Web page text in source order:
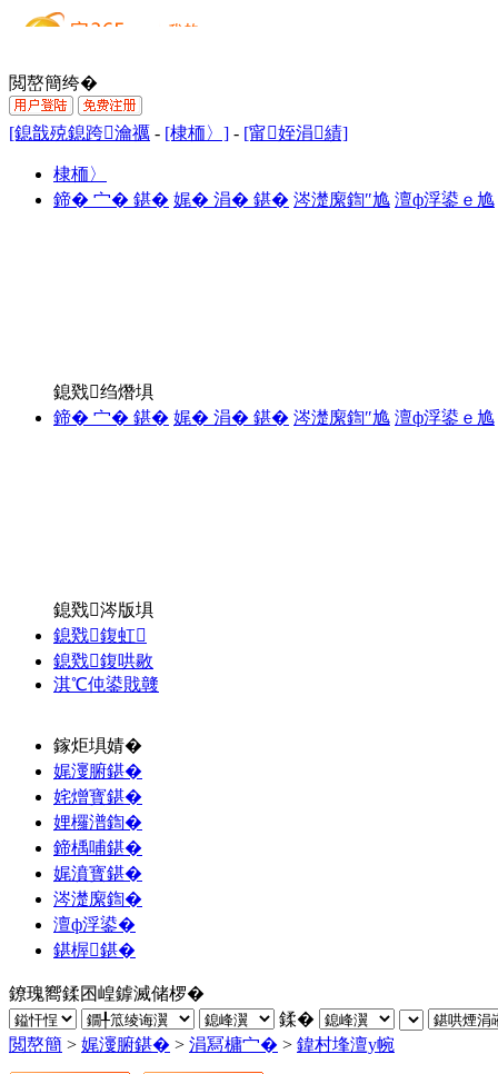
閲嶅簡绔�
[鎴戠殑鎴跨瀹禲 - [棣栭〉] - [甯姪涓績]
棣栭〉
鍗� 宀� 鍖� 娓� 涓� 鍖� 涔濋緳鍧″尯 澶ф浮鍙ｅ尯
鎴戣绉熸埧
鍗� 宀� 鍖� 娓� 涓� 鍖� 涔濋緳鍧″尯 澶ф浮鍙ｅ尯
鎴戣涔版埧
鎴戣鍑虹
鎴戣鍑哄敭
淇℃伅鍙戝竷
鎵炬埧婧�
娓濅腑鍖�
姹熷寳鍖�
娌欏潽鍧�
鍗楀哺鍖�
娓濆寳鍖�
涔濋緳鍧�
澶ф浮鍙�
鍖楃鍖�
鐐瑰嚮鍒囨崲鎼滅储椤�
鍒�
閲嶅簡 > 娓濅腑鍖� > 涓冩槦宀� > 鍏村埄澶у帵